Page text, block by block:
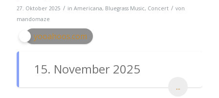
27. Oktober 2025 / in Americana, Bluegrass Music, Concert / von
mandomaze
yooahoos.com
15. November 2025
...